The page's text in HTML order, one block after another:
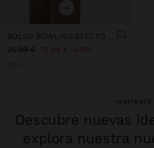
+
BOLSO BOWLING EFECTO CRAQUELADO
25,99 €
12,99 € 50%
INSPÍRATE
Descubre nuevas
explora nuestra